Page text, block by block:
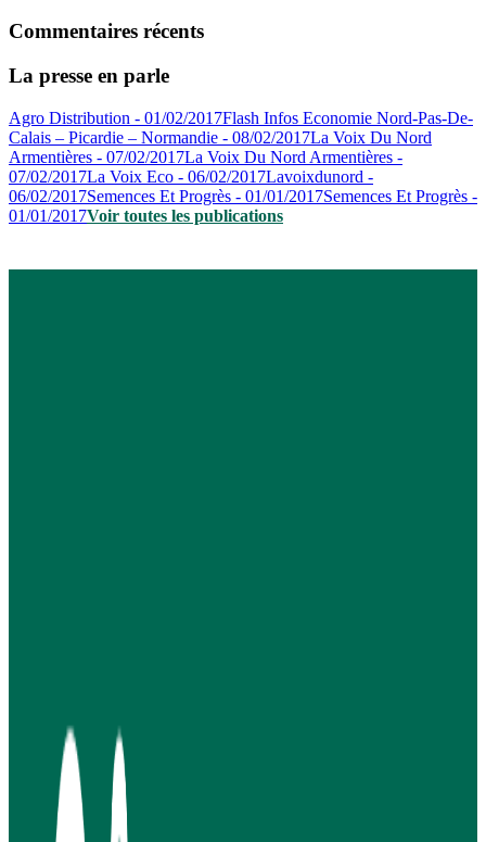
Commentaires récents
La presse en parle
Agro Distribution - 01/02/2017Flash Infos Economie Nord-Pas-De-
Calais – Picardie – Normandie - 08/02/2017La Voix Du Nord
Armentières - 07/02/2017La Voix Du Nord Armentières -
07/02/2017La Voix Eco - 06/02/2017Lavoixdunord -
06/02/2017Semences Et Progrès - 01/01/2017Semences Et Progrès -
01/01/2017Voir toutes les publications